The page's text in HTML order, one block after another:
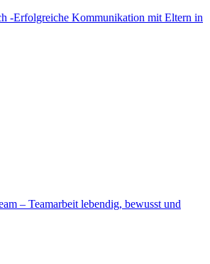
-Erfolgreiche Kommunikation mit Eltern in
– Teamarbeit lebendig, bewusst und